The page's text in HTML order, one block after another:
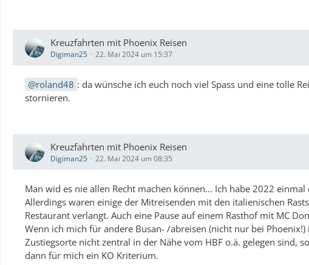
Kreuzfahrten mit Phoenix Reisen
Digiman25 22. Mai 2024 um 15:37
roland48 : da wünsche ich euch noch viel Spass und eine tolle
stornieren.
Kreuzfahrten mit Phoenix Reisen
Digiman25 22. Mai 2024 um 08:35
Man wid es nie allen Recht machen können... Ich habe 2022
Allerdings waren einige der Mitreisenden mit den italienischen
Restaurant verlangt. Auch eine Pause auf einem Rasthof mit MC
Wenn ich mich für andere Busan- /abreisen (nicht nur bei
Zustiegsorte nicht zentral in der Nähe vom HBF o.ä. gelegen sind,
dann für mich ein KO Kriterium.